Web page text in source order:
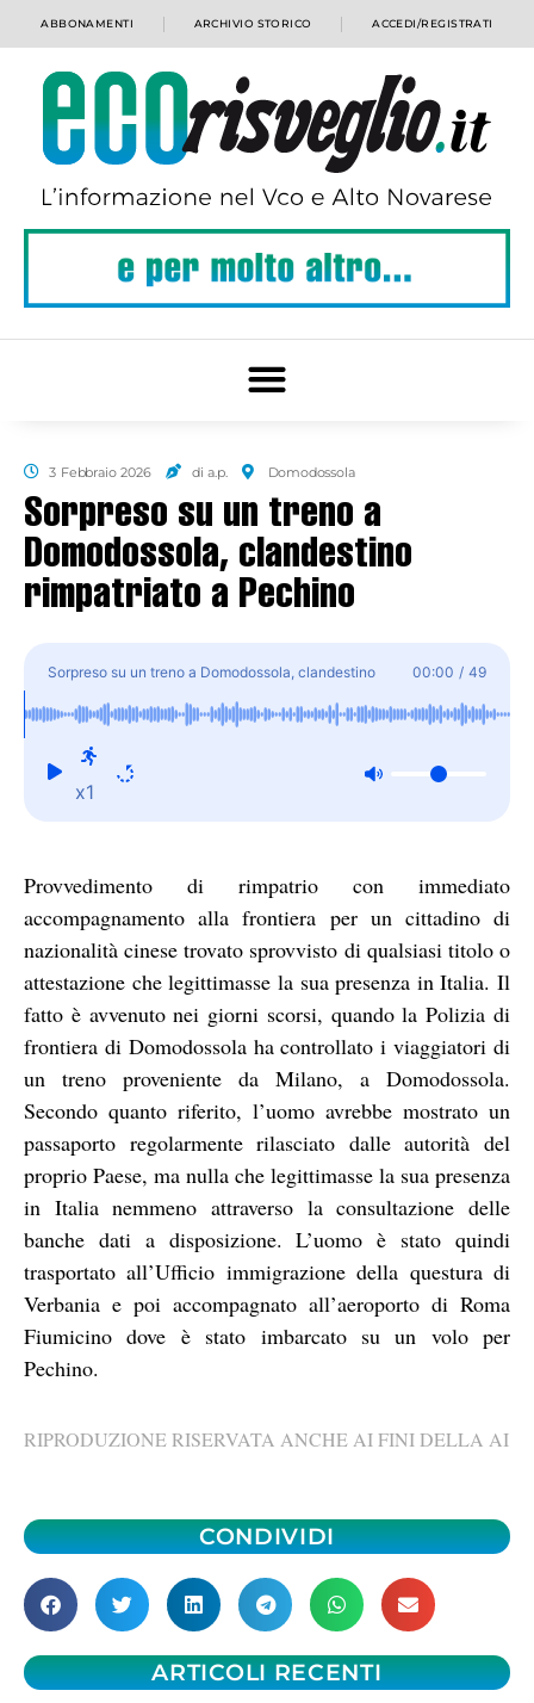
ABBONAMENTI ARCHIVIO STORICO ACCEDI/REGISTRATI
3 Febbraio 2026 di a.p. Domodossola
Sorpreso su un treno a
Domodossola, clandestino
rimpatriato a Pechino
Sorpreso su un treno a Domodossola, clandestino
rimpatriato a Pechino
00:00 / 49
x1
Provvedimento di rimpatrio con immediato
accompagnamento alla frontiera per un cittadino di
nazionalità cinese trovato sprovvisto di qualsiasi titolo o
attestazione che legittimasse la sua presenza in Italia. Il
fatto è avvenuto nei giorni scorsi, quando la Polizia di
frontiera di Domodossola ha controllato i viaggiatori di
un treno proveniente da Milano, a Domodossola.
Secondo quanto riferito, l’uomo avrebbe mostrato un
passaporto regolarmente rilasciato dalle autorità del
proprio Paese, ma nulla che legittimasse la sua presenza
in Italia nemmeno attraverso la consultazione delle
banche dati a disposizione. L’uomo è stato quindi
trasportato all’Ufficio immigrazione della questura di
Verbania e poi accompagnato all’aeroporto di Roma
Fiumicino dove è stato imbarcato su un volo per
Pechino.
RIPRODUZIONE RISERVATA ANCHE AI FINI DELLA AI
CONDIVIDI
ARTICOLI RECENTI